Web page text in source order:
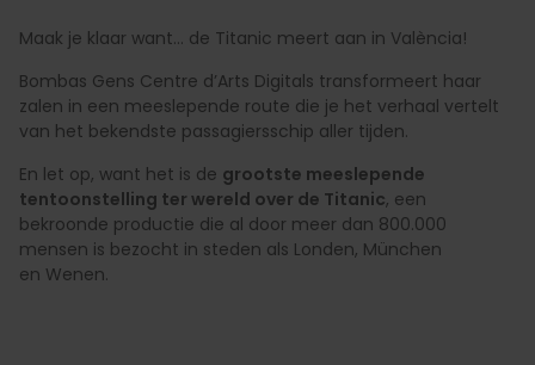
Maak je klaar want… de Titanic meert aan in València!
Bombas Gens Centre d’Arts Digitals transformeert haar
zalen in een meeslepende route die je het verhaal vertelt
van het bekendste passagiersschip aller tijden.
En let op, want het is de grootste meeslepende
tentoonstelling ter wereld over de Titanic, een
bekroonde productie die al door meer dan 800.000
mensen is bezocht in steden als Londen, München
en Wenen.